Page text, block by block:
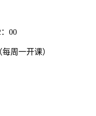
00
周一开课）